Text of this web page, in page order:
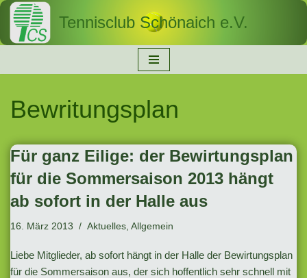
Zum
Tennisclub Schönaich e.V.
Bewritungsplan
Für ganz Eilige: der Bewirtungsplan
für die Sommersaison 2013 hängt
ab sofort in der Halle aus
16. März 2013 Aktuelles, Allgemein
Liebe Mitglieder, ab sofort hängt in der Halle der Bewirtungsplan
für die Sommersaison aus, der sich hoffentlich sehr schnell mit